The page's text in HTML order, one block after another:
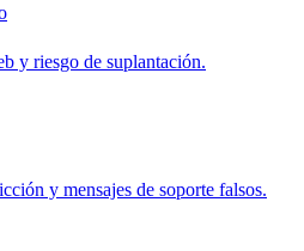
y riesgo de suplantación.
y mensajes de soporte falsos.